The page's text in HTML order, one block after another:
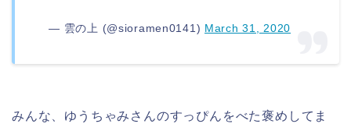
— 雲の上 (@sioramen0141) March 31, 2020
みんな、ゆうちゃみさんのすっぴんをべた褒めしてま